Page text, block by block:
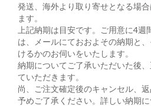
発送、海外より取り寄せとなる場合
ます。
上記納期は目安です。ご用意に4
は、メールにておおよその納期と
けるかのお伺いをいたします。
納期についてご了承いただいた後
ていただきます。
尚、ご注文確定後のキャンセル、返
予めご了承ください。詳しい納期